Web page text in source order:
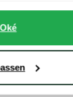
Oké
Dan zijn de
het helemaal
motieven en